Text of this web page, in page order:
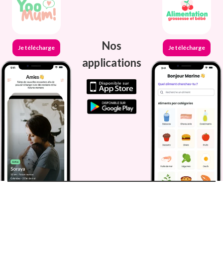
Je télécharge
Nos
applications
Je télécharge